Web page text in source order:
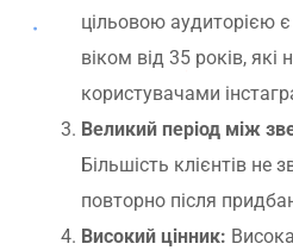
цільовою аудиторією
віком від 35 років, які
користувачами
Великий період між
Більшість клієнтів не
повторно після
Високий цінник: